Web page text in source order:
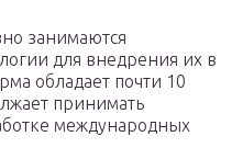
занимаются
для внедрения их в
обладает почти 10
принимать
международных